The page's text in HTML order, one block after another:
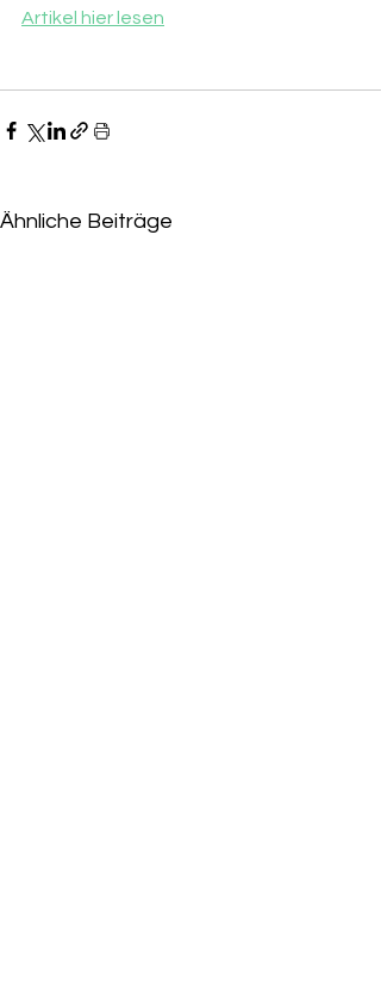
Artikel hier lesen
Ähnliche Beiträge